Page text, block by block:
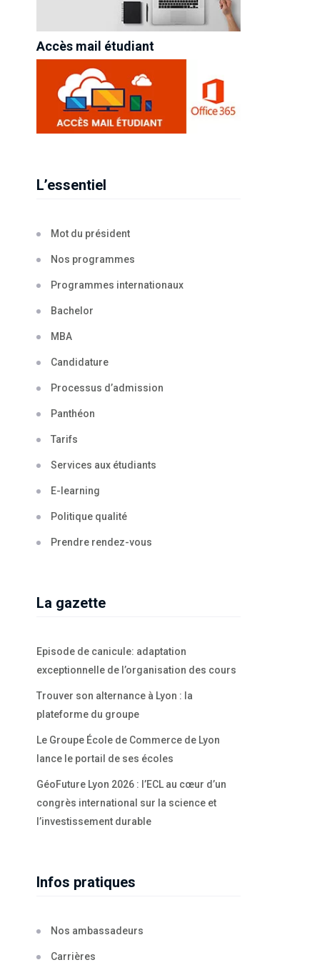
Accès mail étudiant
L’essentiel
Mot du président
Nos programmes
Programmes internationaux
Bachelor
MBA
Candidature
Processus d’admission
Panthéon
Tarifs
Services aux étudiants
E-learning
Politique qualité
Prendre rendez-vous
La gazette
Episode de canicule: adaptation
exceptionnelle de l’organisation des cours
Trouver son alternance à Lyon : la
plateforme du groupe
Le Groupe École de Commerce de Lyon
lance le portail de ses écoles
GéoFuture Lyon 2026 : l’ECL au cœur d’un
congrès international sur la science et
l’investissement durable
Infos pratiques
Nos ambassadeurs
Carrières